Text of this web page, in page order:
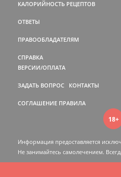
КАЛОРИЙНОСТЬ РЕЦЕПТОВ
ОТВЕТЫ
ПРАВООБЛАДАТЕЛЯМ
СПРАВКА
ВЕРСИИ/ОПЛАТА
ЗАДАТЬ ВОПРОС КОНТАКТЫ
СОГЛАШЕНИЕ ПРАВИЛА
18+
Информация предоставляется
Не занимайтесь самолечением.